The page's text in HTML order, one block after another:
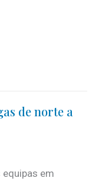
de norte a
em